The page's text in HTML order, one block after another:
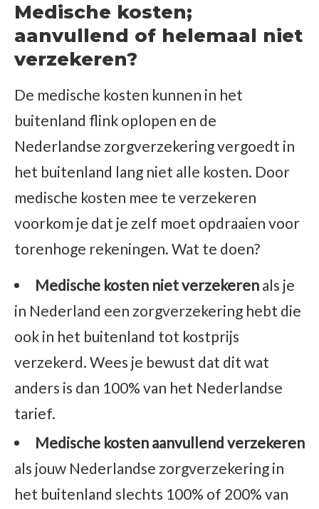
Medische kosten;
aanvullend of helemaal niet
verzekeren?
De medische kosten kunnen in het
buitenland flink oplopen en de
Nederlandse zorgverzekering vergoedt in
het buitenland lang niet alle kosten. Door
medische kosten mee te verzekeren
voorkom je dat je zelf moet opdraaien voor
torenhoge rekeningen. Wat te doen?
Medische kosten niet verzekeren als je
in Nederland een zorgverzekering hebt die
ook in het buitenland tot kostprijs
verzekerd. Wees je bewust dat dit wat
anders is dan 100% van het Nederlandse
tarief.
Medische kosten aanvullend verzekeren
als jouw Nederlandse zorgverzekering in
het buitenland slechts 100% of 200% van